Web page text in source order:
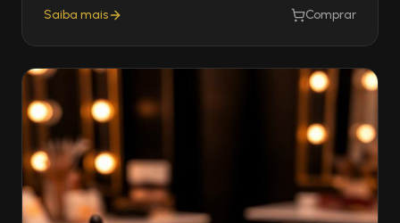
Saiba mais Comprar